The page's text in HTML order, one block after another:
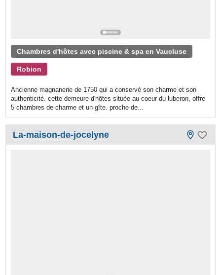
Chambres d'hôtes avec piscine & spa en Vaucluse
Robion
Ancienne magnanerie de 1750 qui a conservé son charme et son
authenticité. cette demeure d'hôtes située au coeur du luberon, offre
5 chambres de charme et un gîte. proche de...
La-maison-de-jocelyne